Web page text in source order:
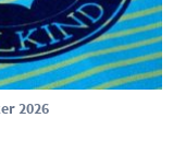
2026